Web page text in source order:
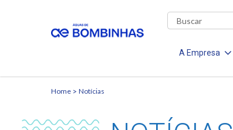
A Empresa
Home Notícias